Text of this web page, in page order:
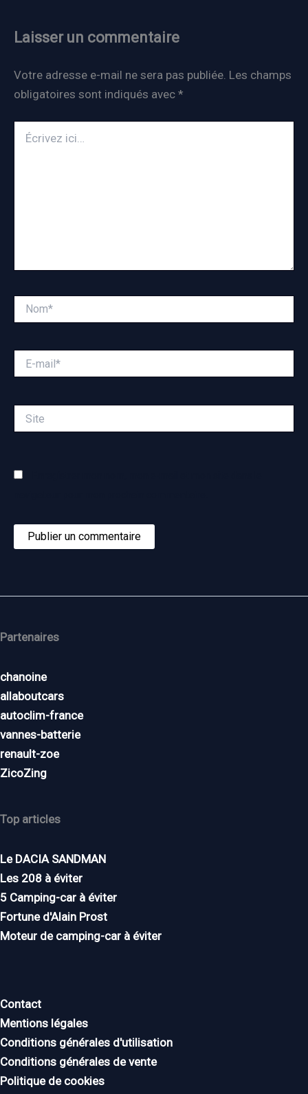
Laisser un commentaire
Votre adresse e-mail ne sera pas publiée. Les champs
obligatoires sont indiqués avec *
ici…
mail*
Partenaires
chanoine
allaboutcars
autoclim-france
vannes-batterie
renault-zoe
ZicoZing
Top articles
Le DACIA SANDMAN
Les 208 à éviter
5 Camping-car à éviter
Fortune d'Alain Prost
Moteur de camping-car à éviter
Contact
Mentions légales
Conditions générales d'utilisation
Conditions générales de vente
Politique de cookies